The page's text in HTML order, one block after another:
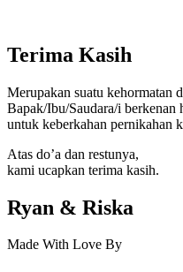
Terima Kasih
Merupakan suatu kehormatan
Bapak/Ibu/Saudara/i berkenan
untuk keberkahan pernikahan
Atas do’a dan restunya,
kami ucapkan terima kasih.
Ryan & Riska
Made With Love By